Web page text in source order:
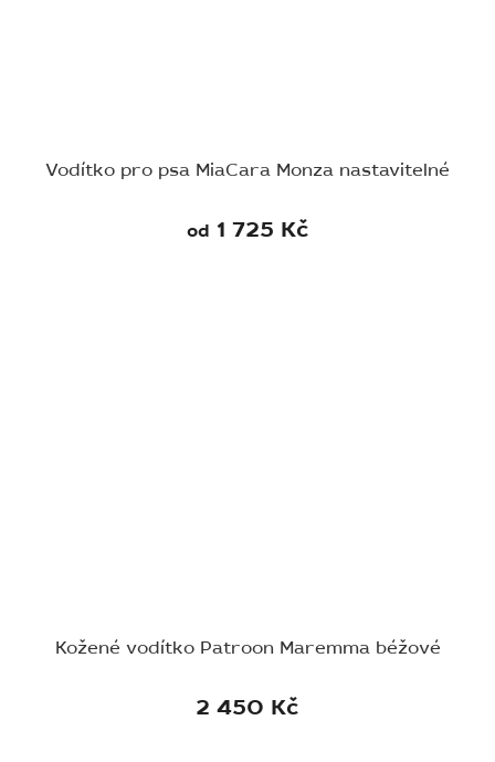
Vodítko pro psa MiaCara Monza nastavitelné
od 1 725 Kč
Kožené vodítko Patroon Maremma béžové
2 450 Kč